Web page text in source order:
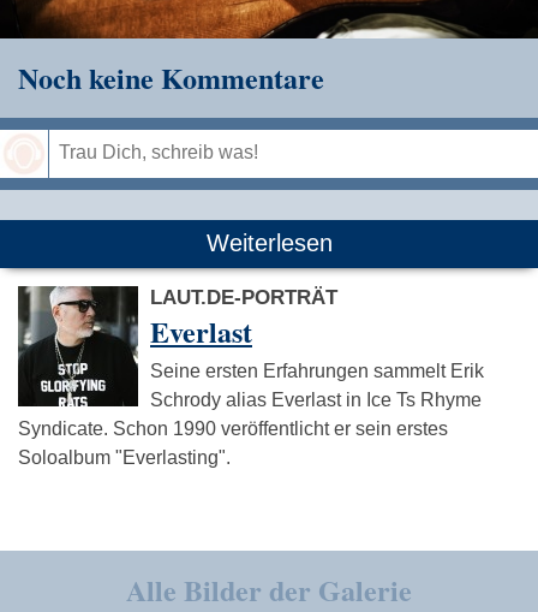
Noch keine Kommentare
Weiterlesen
LAUT.DE-PORTRÄT
Everlast
Seine ersten Erfahrungen sammelt Erik
Schrody alias Everlast in Ice Ts Rhyme
Syndicate. Schon 1990 veröffentlicht er sein erstes
Soloalbum "Everlasting".
Alle Bilder der Galerie